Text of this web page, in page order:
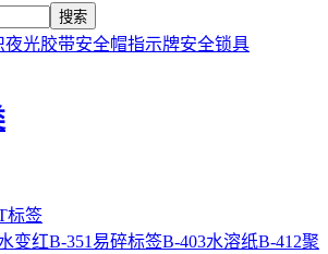
搜索
夜光胶带安全帽指示牌安全锁具
标签
变红B-351易碎标签B-403水溶纸B-412聚